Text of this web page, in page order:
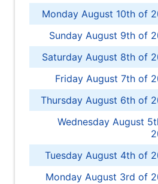
Monday August 10th of
Sunday August 9th of
Saturday August 8th of
Friday August 7th of
Thursday August 6th of
Wednesday August
Tuesday August 4th of
Monday August 3rd of